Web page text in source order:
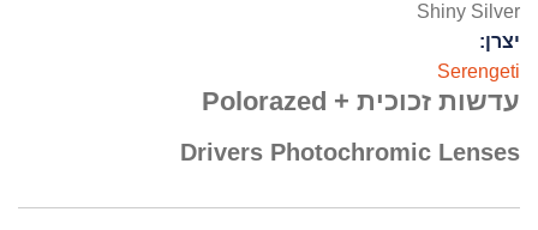
Shiny Silver
יצרן:
Serengeti
עדשות זכוכית + Polorazed
Drivers Photochromic Lenses